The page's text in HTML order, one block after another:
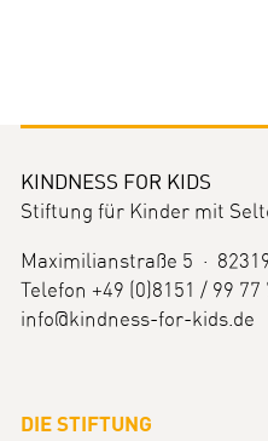
KINDNESS FOR KIDS
Stiftung für Kinder mit
Maximilianstraße 5 ·
Telefon +49 (0)8151 / 99 77
info@kindness-for-kids.de
DIE STIFTUNG